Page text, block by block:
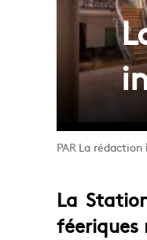
La rédaction
La
féeriques